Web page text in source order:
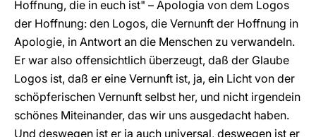
Hoffnung, die in euch ist" – Apologia von dem Logos
der Hoffnung: den Logos, die Vernunft der Hoffnung in
Apologie, in Antwort an die Menschen zu verwandeln.
Er war also offensichtlich überzeugt, daß der Glaube
Logos ist, daß er eine Vernunft ist, ja, ein Licht von der
schöpferischen Vernunft selbst her, und nicht irgendein
schönes Miteinander, das wir uns ausgedacht haben.
Und deswegen ist er ja auch universal, deswegen ist er